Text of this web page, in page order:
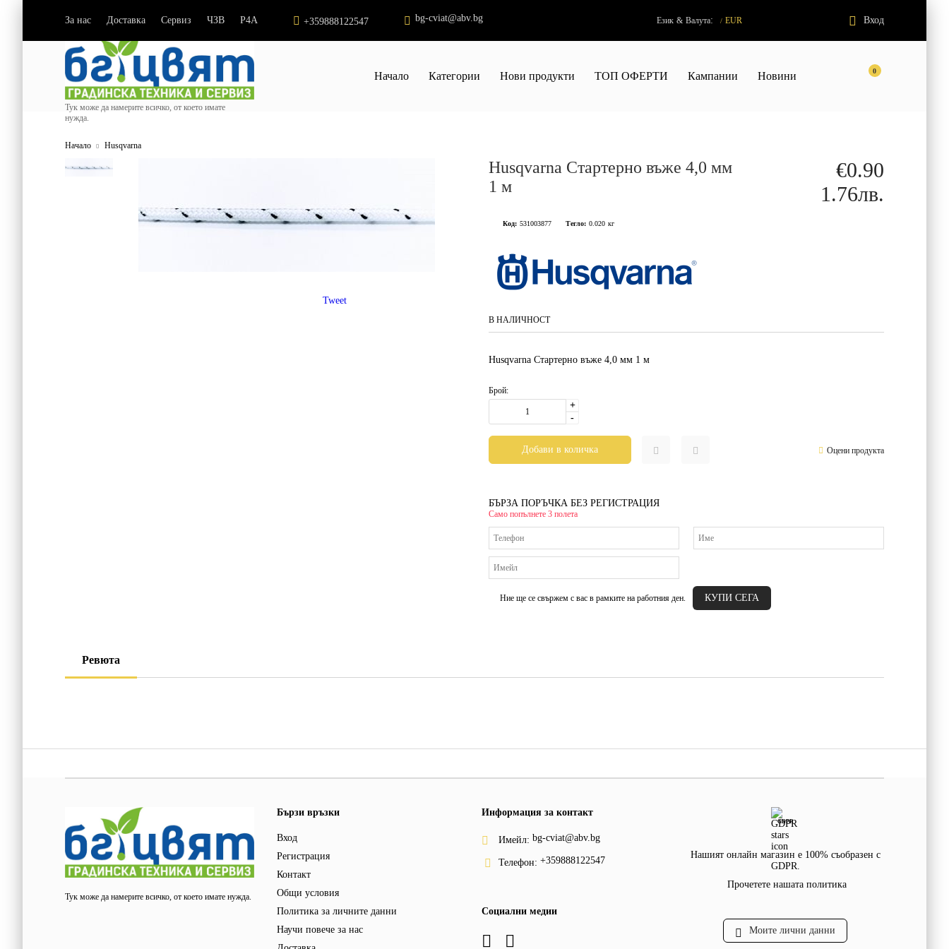
За нас Доставка Сервиз ЧЗВ P4A +359888122547 bg-cviat@abv.bg Език & Валута: / EUR Вход
Тук може да намерите всичко, от което имате
нужда.
0
Начало Категории Нови продукти ТОП ОФЕРТИ Кампании Новини
Начало Husqvarna
Tweet
Husqvarna Стартерно въже 4,0 мм
1 м
€0.90
1.76лв.
Код: 531003877 Тегло: 0.020 кг
В НАЛИЧНОСТ
Husqvarna Стартерно въже 4,0 мм 1 м
Брой:
+
-
Оцени продукта
БЪРЗА ПОРЪЧКА БЕЗ РЕГИСТРАЦИЯ
Само попълнете 3 полета
Ние ще се свържем с вас в рамките на работния ден.
Ревюта
Тук може да намерите всичко, от което имате нужда.
Бързи връзки
Вход
Регистрация
Контакт
Общи условия
Политика за личните данни
Научи повече за нас
Информация за контакт
Имейл: bg-cviat@abv.bg
Телефон: +359888122547
Социални медии
GDPR
Нашият онлайн магазин е 100% съобразен с
GDPR.
Прочетете нашата политика
Моите лични данни